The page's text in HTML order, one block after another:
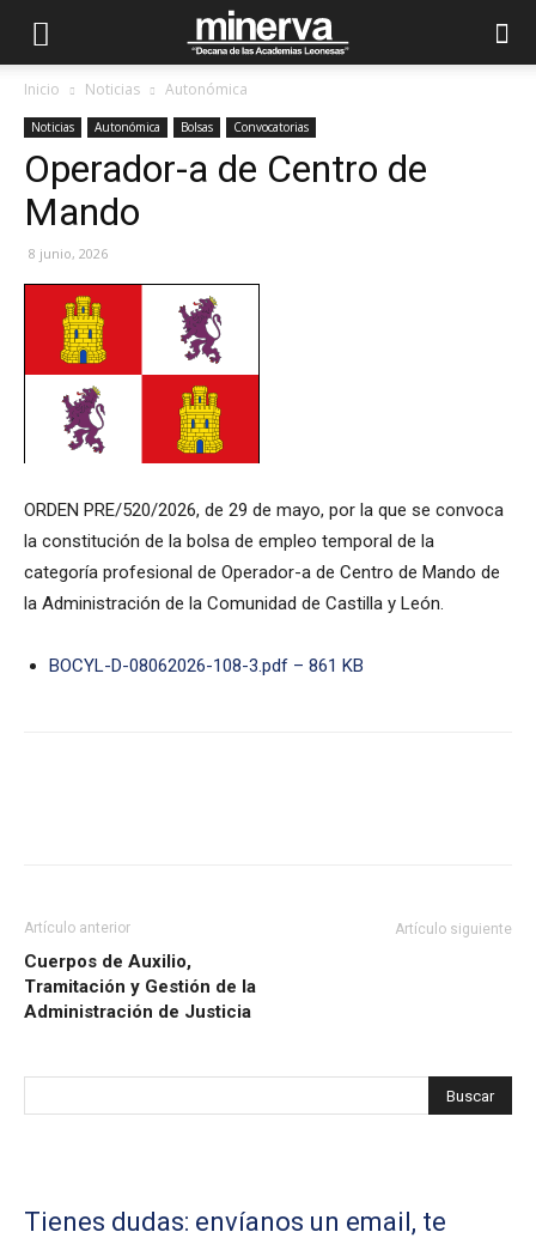
Inicio Noticias Autonómica
Noticias Autonómica Bolsas Convocatorias
Operador-a de Centro de
Mando
8 junio, 2026
ORDEN PRE/520/2026, de 29 de mayo, por la que se convoca
la constitución de la bolsa de empleo temporal de la
categoría profesional de Operador-a de Centro de Mando de
la Administración de la Comunidad de Castilla y León.
BOCYL-D-08062026-108-3.pdf – 861 KB
Artículo anterior
Cuerpos de Auxilio,
Tramitación y Gestión de la
Administración de Justicia
Artículo siguiente
Tienes dudas: envíanos un email, te